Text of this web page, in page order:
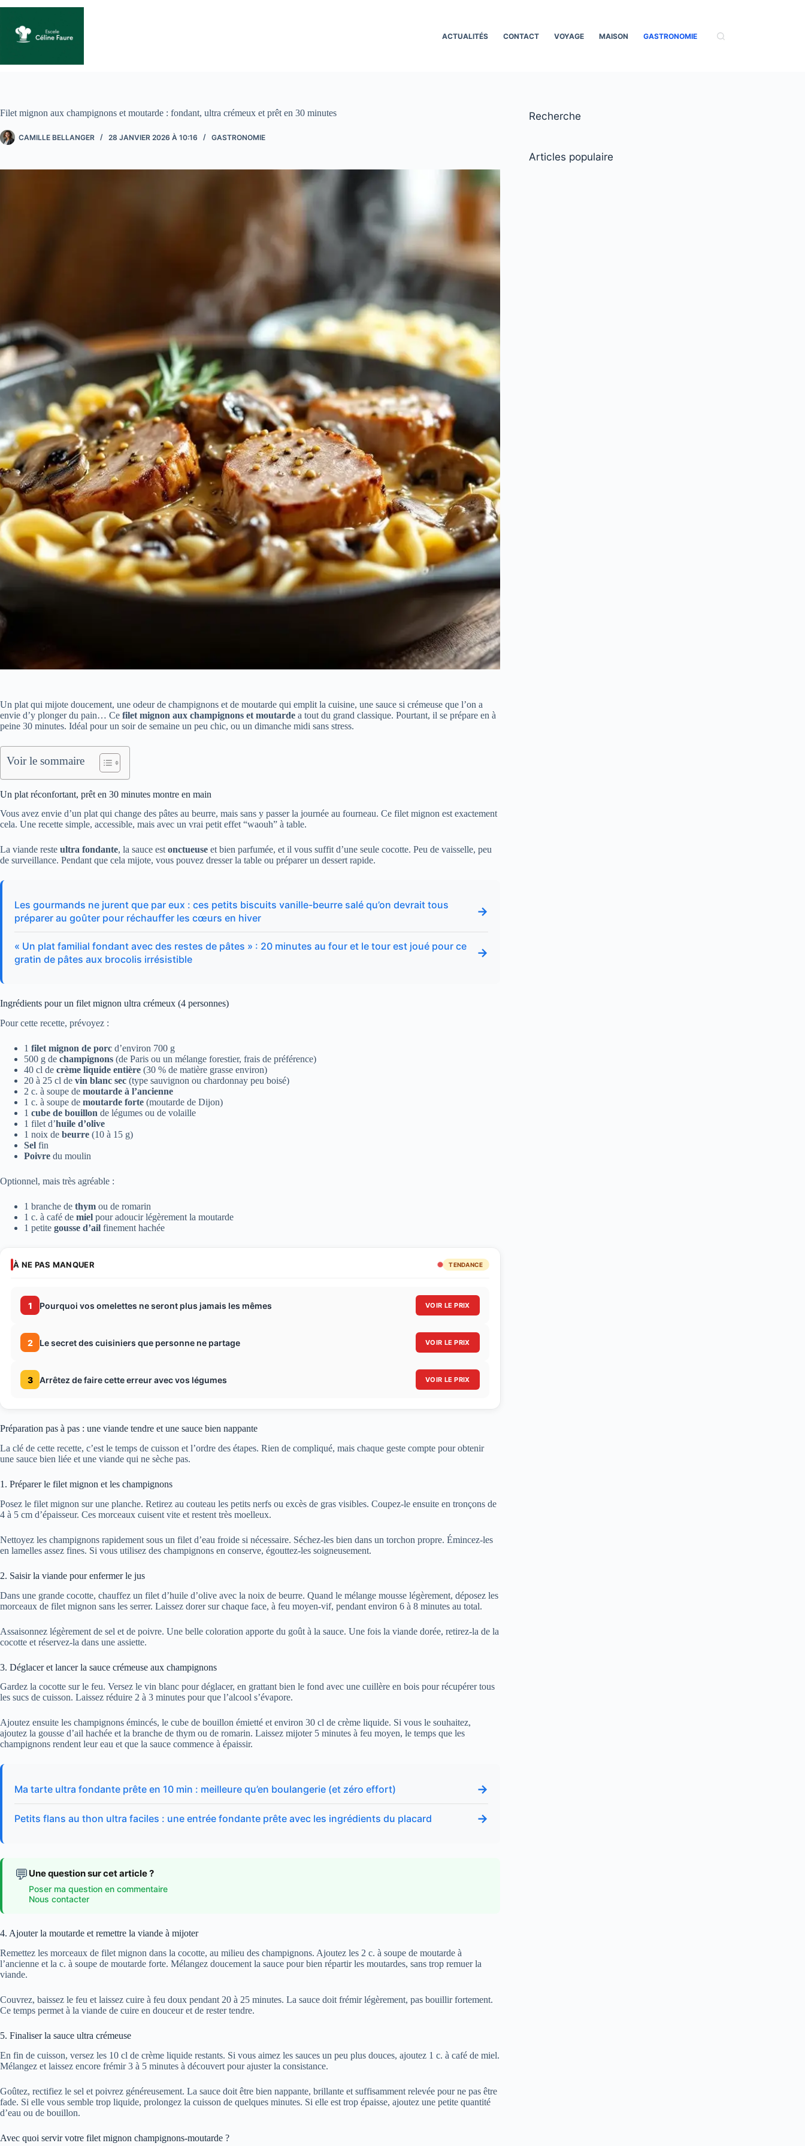
contenu
ACTUALITÉS CONTACT VOYAGE MAISON GASTRONOMIE
Filet mignon aux champignons et moutarde : fondant, ultra crémeux et prêt en 30 minutes
CAMILLE BELLANGER 28 JANVIER 2026 À 10:16 GASTRONOMIE
Un plat qui mijote doucement, une odeur de champignons et de moutarde qui emplit la cuisine, une sauce si crémeuse que l’on a
envie d’y plonger du pain… Ce filet mignon aux champignons et moutarde a tout du grand classique. Pourtant, il se prépare en à
peine 30 minutes. Idéal pour un soir de semaine un peu chic, ou un dimanche midi sans stress.
Voir le sommaire
Un plat réconfortant, prêt en 30 minutes montre en main
Vous avez envie d’un plat qui change des pâtes au beurre, mais sans y passer la journée au fourneau. Ce filet mignon est exactement
cela. Une recette simple, accessible, mais avec un vrai petit effet “waouh” à table.
La viande reste ultra fondante, la sauce estonctueuse et bien parfumée, et il vous suffit d’une seule cocotte. Peu de vaisselle, peu
de surveillance. Pendant que cela mijote, vous pouvez dresser la table ou préparer un dessert rapide.
Les gourmands ne jurent que par eux : ces petits biscuits vanille-beurre salé qu’on devrait tous
préparer au goûter pour réchauffer les cœurs en hiver
→
« Un plat familial fondant avec des restes de pâtes » : 20 minutes au four et le tour est joué pour ce
gratin de pâtes aux brocolis irrésistible
→
Ingrédients pour un filet mignon ultra crémeux (4 personnes)
Pour cette recette, prévoyez :
1 filet mignon de porc d’environ 700 g
500 g de champignons (de Paris ou un mélange forestier, frais de préférence)
40 cl de crème liquide entière (30 % de matière grasse environ)
20 à 25 cl de vin blanc sec (type sauvignon ou chardonnay peu boisé)
2 c. à soupe de moutarde à l’ancienne
1 c. à soupe de moutarde forte (moutarde de Dijon)
1 cube de bouillon de légumes ou de volaille
1 filet d’huile d’olive
1 noix de beurre (10 à 15 g)
Sel fin
Poivre du moulin
Optionnel, mais très agréable :
1 branche de thym ou de romarin
1 c. à café de miel pour adoucir légèrement la moutarde
1 petite gousse d’ail finement hachée
À NE PAS MANQUER TENDANCE
1 Pourquoi vos omelettes ne seront plus jamais les mêmes VOIR LE PRIX
2 Le secret des cuisiniers que personne ne partage VOIR LE PRIX
3 Arrêtez de faire cette erreur avec vos légumes VOIR LE PRIX
Préparation pas à pas : une viande tendre et une sauce bien nappante
La clé de cette recette, c’est le temps de cuisson et l’ordre des étapes. Rien de compliqué, mais chaque geste compte pour obtenir
une sauce bien liée et une viande qui ne sèche pas.
1. Préparer le filet mignon et les champignons
Posez le filet mignon sur une planche. Retirez au couteau les petits nerfs ou excès de gras visibles. Coupez-le ensuite en tronçons de
4 à 5 cm d’épaisseur. Ces morceaux cuisent vite et restent très moelleux.
Nettoyez les champignons rapidement sous un filet d’eau froide si nécessaire. Séchez-les bien dans un torchon propre. Émincez-les
en lamelles assez fines. Si vous utilisez des champignons en conserve, égouttez-les soigneusement.
2. Saisir la viande pour enfermer le jus
Dans une grande cocotte, chauffez un filet d’huile d’olive avec la noix de beurre. Quand le mélange mousse légèrement, déposez les
morceaux de filet mignon sans les serrer. Laissez dorer sur chaque face, à feu moyen-vif, pendant environ 6 à 8 minutes au total.
Assaisonnez légèrement de sel et de poivre. Une belle coloration apporte du goût à la sauce. Une fois la viande dorée, retirez-la de la
cocotte et réservez-la dans une assiette.
3. Déglacer et lancer la sauce crémeuse aux champignons
Gardez la cocotte sur le feu. Versez le vin blanc pour déglacer, en grattant bien le fond avec une cuillère en bois pour récupérer tous
les sucs de cuisson. Laissez réduire 2 à 3 minutes pour que l’alcool s’évapore.
Ajoutez ensuite les champignons émincés, le cube de bouillon émietté et environ 30 cl de crème liquide. Si vous le souhaitez,
ajoutez la gousse d’ail hachée et la branche de thym ou de romarin. Laissez mijoter 5 minutes à feu moyen, le temps que les
champignons rendent leur eau et que la sauce commence à épaissir.
Ma tarte ultra fondante prête en 10 min : meilleure qu’en boulangerie (et zéro effort) →
Petits flans au thon ultra faciles : une entrée fondante prête avec les ingrédients du placard →
💬 Une question sur cet article ?
Poser ma question en commentaire
Nous contacter
4. Ajouter la moutarde et remettre la viande à mijoter
Remettez les morceaux de filet mignon dans la cocotte, au milieu des champignons. Ajoutez les 2 c. à soupe de moutarde à
l’ancienne et la c. à soupe de moutarde forte. Mélangez doucement la sauce pour bien répartir les moutardes, sans trop remuer la
viande.
Couvrez, baissez le feu et laissez cuire à feu doux pendant 20 à 25 minutes. La sauce doit frémir légèrement, pas bouillir fortement.
Ce temps permet à la viande de cuire en douceur et de rester tendre.
5. Finaliser la sauce ultra crémeuse
En fin de cuisson, versez les 10 cl de crème liquide restants. Si vous aimez les sauces un peu plus douces, ajoutez 1 c. à café de miel.
Mélangez et laissez encore frémir 3 à 5 minutes à découvert pour ajuster la consistance.
Goûtez, rectifiez le sel et poivrez généreusement. La sauce doit être bien nappante, brillante et suffisamment relevée pour ne pas être
fade. Si elle vous semble trop liquide, prolongez la cuisson de quelques minutes. Si elle est trop épaisse, ajoutez une petite quantité
d’eau ou de bouillon.
Avec quoi servir votre filet mignon champignons-moutarde ?
Recherche
Articles populaire